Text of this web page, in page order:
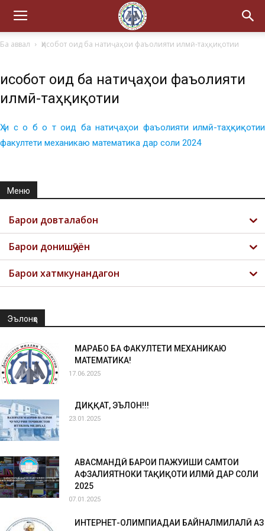
Ба аввал Ҳисобот оид ба натиҷаҳои фаъолияти илмӣ-таҳқиқотии
Ҳисобот оид ба натиҷаҳои фаъолияти
илмӣ-таҳқиқотии
Ҳ и с о б о т оид ба натиҷаҳои фаъолияти илмӣ-таҳқиқотии
факултети механикаю математика дар соли 2024
Меню
Барои довталабон
Барои донишҷӯён
Барои хатмкунандагон
Эълонҳо
МАРҲАБО БА ФАКУЛТЕТИ МЕХАНИКАЮ
МАТЕМАТИКА!
17.06.2025
ДИҚҚАТ, ЭЪЛОН!!!
23.01.2025
ҲАВАСМАНДӢ БАРОИ ПАЖУҲИШИ САМТҲОИ
АФЗАЛИЯТНОКИ ТАҲҚИҚОТИ ИЛМӢ ДАР СОЛИ
2025
07.01.2025
ИНТЕРНЕТ-ОЛИМПИАДАИ БАЙНАЛМИЛАЛӢ АЗ